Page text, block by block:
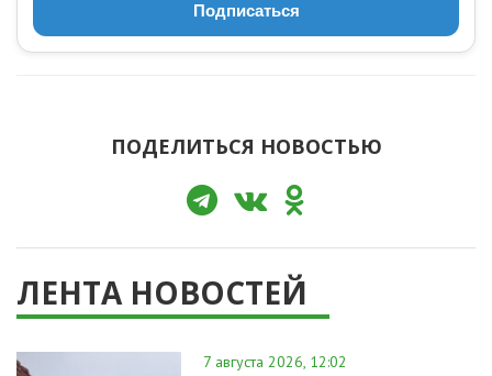
Подписаться
ПОДЕЛИТЬСЯ НОВОСТЬЮ
ЛЕНТА НОВОСТЕЙ
7 августа 2026, 12:02